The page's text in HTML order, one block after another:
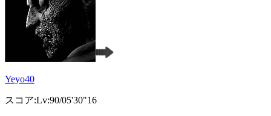
Yeyo40
スコア:Lv:90/05'30"16